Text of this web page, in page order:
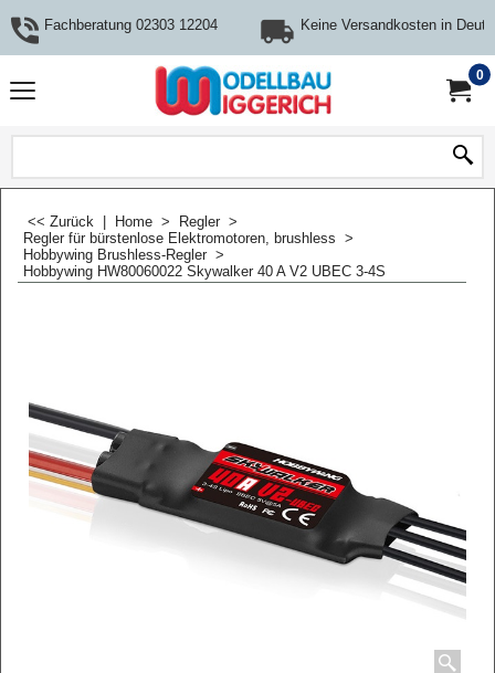
Fachberatung 02303 12204 Keine Versandkosten in
0
<< Zurück Home > Regler >
Regler für bürstenlose Elektromotoren, brushless >
Hobbywing Brushless-Regler >
Hobbywing HW80060022 Skywalker 40 A V2 UBEC 3-4S